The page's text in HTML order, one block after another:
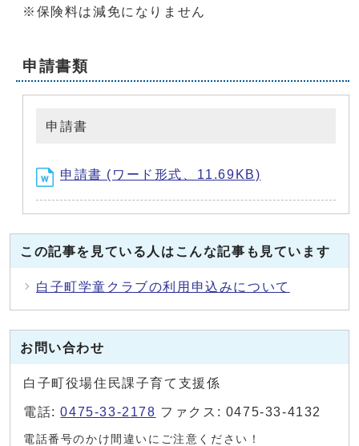
※保険料は減免になりません
申請書類
申請書
申請書 (ワード形式、11.69KB)
この記事を見ている人はこんな記事も見ています
白子町学童クラブの利用申込みについて
お問い合わせ
白子町役場住民課子育て支援係
電話:0475-33-2178 ファクス: 0475-33-4132
電話番号のかけ間違いにご注意ください！